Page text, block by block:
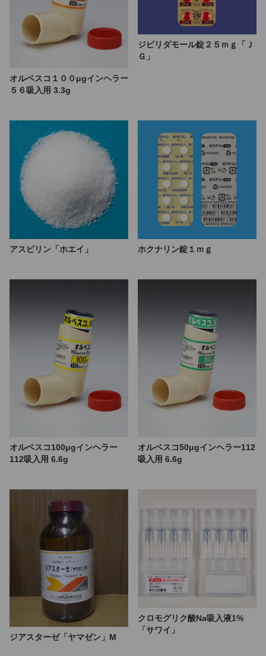
オルベスコ１００μgインヘラー
５６吸入用 3.3g
ジピリダモール錠２５ｍｇ「Ｊ
Ｇ」
アスピリン「ホエイ」 ホクナリン錠１ｍｇ
オルベスコ100μgインヘラー
112吸入用 6.6g
オルベスコ50μgインヘラー112
吸入用 6.6g
ジアスターゼ「ヤマゼン」M
クロモグリク酸Na吸入液1%
「サワイ」